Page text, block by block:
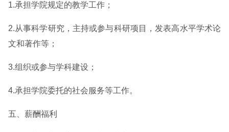
1.承担学院规定的教学工作；
2.从事科学研究，主持或参与科研项目，发表高水平学术论
文和著作等；
3.组织或参与学科建设；
4.承担学院委托的社会服务等工作。
五、薪酬福利